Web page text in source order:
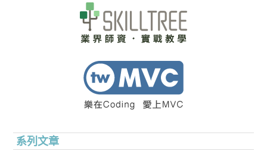
系列文章